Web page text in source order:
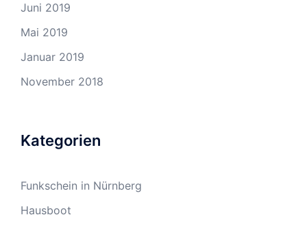
Juni 2019
Mai 2019
Januar 2019
November 2018
Kategorien
Funkschein in Nürnberg
Hausboot